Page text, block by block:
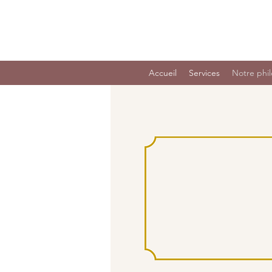
Accueil Services Notre